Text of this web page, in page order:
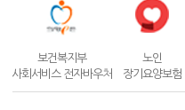
보건복지부
사회서비스 전자바우처
노인
장기요양보험